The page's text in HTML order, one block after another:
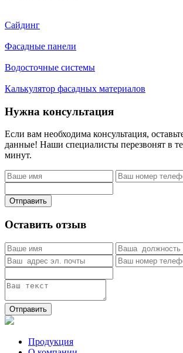
Сайдинг
Фасадные панели
Водосточные системы
Калькулятор фасадных материалов
Нужна консультация
Если вам необходима консультация,
данные! Наши специалисты перезвонят в
минут.
Отправить
Оставить отзыв
Отправить
Продукция